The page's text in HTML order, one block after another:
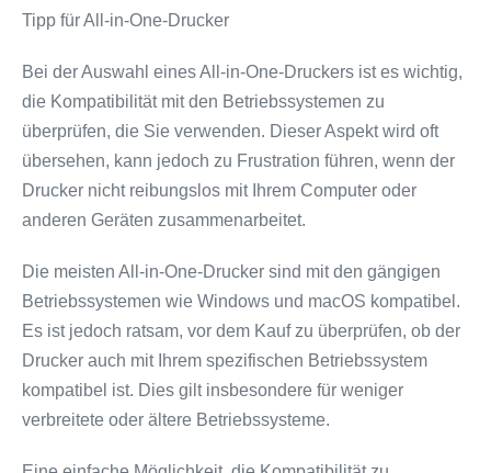
Tipp für All-in-One-Drucker
Bei der Auswahl eines All-in-One-Druckers ist es wichtig,
die Kompatibilität mit den Betriebssystemen zu
überprüfen, die Sie verwenden. Dieser Aspekt wird oft
übersehen, kann jedoch zu Frustration führen, wenn der
Drucker nicht reibungslos mit Ihrem Computer oder
anderen Geräten zusammenarbeitet.
Die meisten All-in-One-Drucker sind mit den gängigen
Betriebssystemen wie Windows und macOS kompatibel.
Es ist jedoch ratsam, vor dem Kauf zu überprüfen, ob der
Drucker auch mit Ihrem spezifischen Betriebssystem
kompatibel ist. Dies gilt insbesondere für weniger
verbreitete oder ältere Betriebssysteme.